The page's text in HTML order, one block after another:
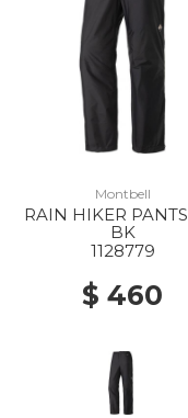
Montbell
RAIN HIKER
BK
1128779
$ 460